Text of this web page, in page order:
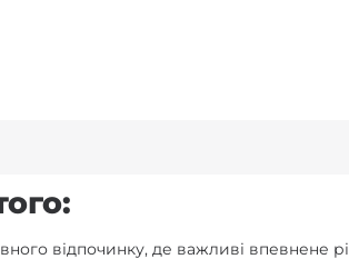
відпочинку, де важливі впевнене